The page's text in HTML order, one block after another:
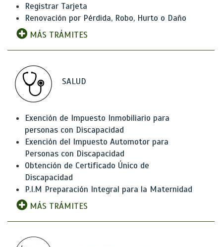
Registrar Tarjeta
Renovación por Pérdida, Robo, Hurto o Daño
MÁS TRÁMITES
SALUD
Exención de Impuesto Inmobiliario para
personas con Discapacidad
Exención del Impuesto Automotor para
Personas con Discapacidad
Obtención de Certificado Único de
Discapacidad
P.I.M Preparación Integral para la Maternidad
MÁS TRÁMITES